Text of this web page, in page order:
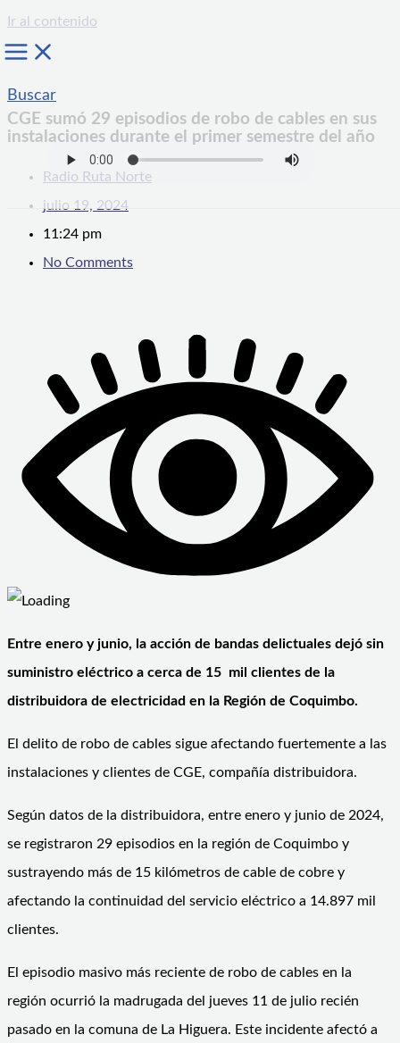
Ir al contenido
Buscar
CGE sumó 29 episodios de robo de cables en sus
instalaciones durante el primer semestre del año
Radio Ruta Norte
julio 19, 2024
11:24 pm
No Comments
Entre enero y junio, la acción de bandas delictuales dejó sin
suministro eléctrico a cerca de 15 mil clientes de la
distribuidora de electricidad en la Región de Coquimbo.
El delito de robo de cables sigue afectando fuertemente a las
instalaciones y clientes de CGE, compañía distribuidora.
Según datos de la distribuidora, entre enero y junio de 2024,
se registraron 29 episodios en la región de Coquimbo y
sustrayendo más de 15 kilómetros de cable de cobre y
afectando la continuidad del servicio eléctrico a 14.897 mil
clientes.
El episodio masivo más reciente de robo de cables en la
región ocurrió la madrugada del jueves 11 de julio recién
pasado en la comuna de La Higuera. Este incidente afectó a